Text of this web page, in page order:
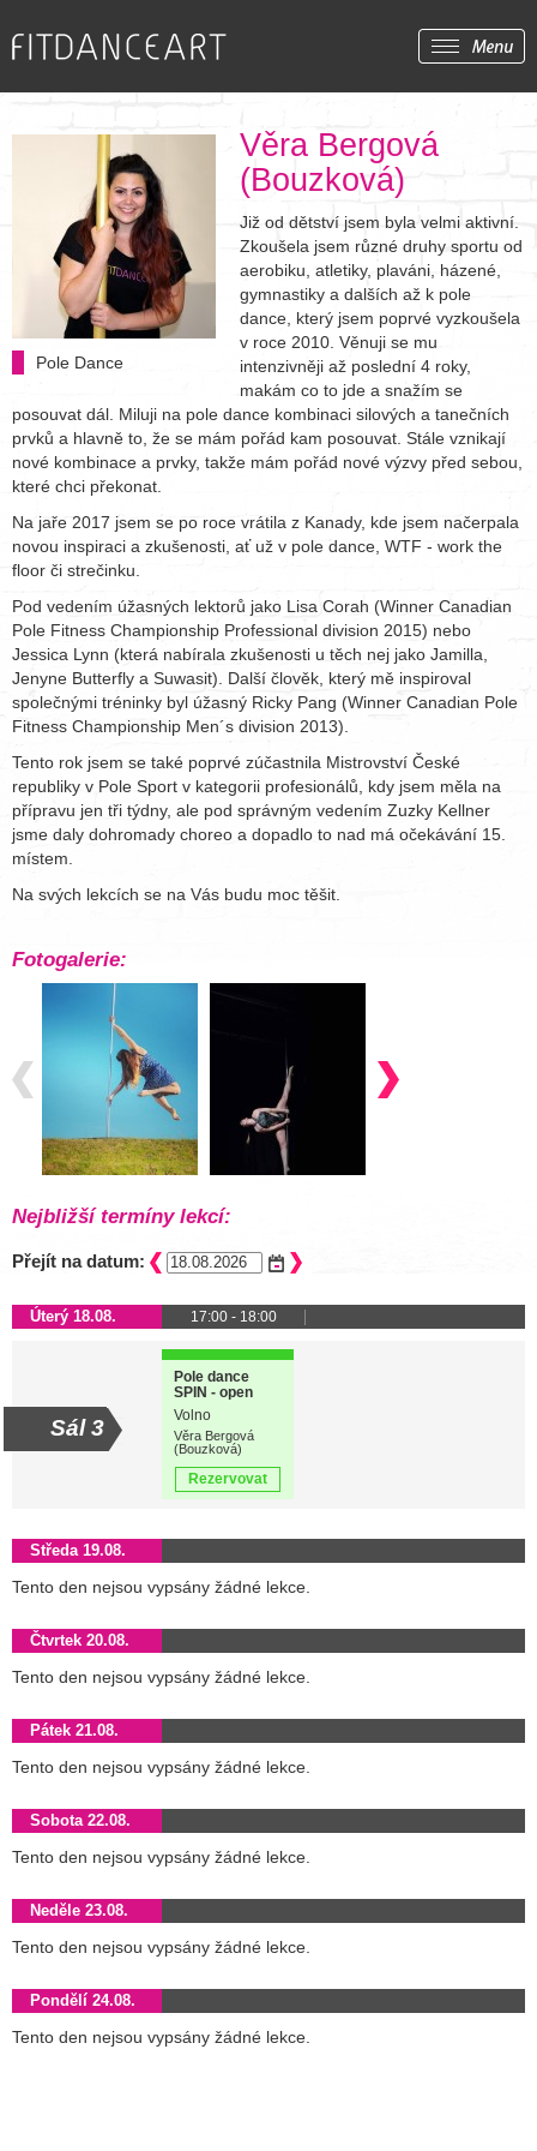
Pole Dance
Věra Bergová
(Bouzková)
Již od dětství jsem byla velmi aktivní.
Zkoušela jsem různé druhy sportu od
aerobiku, atletiky, plaváni, házené,
gymnastiky a dalších až k pole
dance, který jsem poprvé vyzkoušela
v roce 2010. Věnuji se mu
intenzivněji až poslední 4 roky,
makám co to jde a snažím se
posouvat dál. Miluji na pole dance kombinaci silových a tanečních
prvků a hlavně to, že se mám pořád kam posouvat. Stále vznikají
nové kombinace a prvky, takže mám pořád nové výzvy před sebou,
které chci překonat.
Na jaře 2017 jsem se po roce vrátila z Kanady, kde jsem načerpala
novou inspiraci a zkušenosti, ať už v pole dance, WTF - work the
floor či strečinku.
Pod vedením úžasných lektorů jako Lisa Corah (Winner Canadian
Pole Fitness Championship Professional division 2015) nebo
Jessica Lynn (která nabírala zkušenosti u těch nej jako Jamilla,
Jenyne Butterfly a Suwasit). Další člověk, který mě inspiroval
společnými tréninky byl úžasný Ricky Pang (Winner Canadian Pole
Fitness Championship Men´s division 2013).
Tento rok jsem se také poprvé zúčastnila Mistrovství České
republiky v Pole Sport v kategorii profesionálů, kdy jsem měla na
přípravu jen tři týdny, ale pod správným vedením Zuzky Kellner
jsme daly dohromady choreo a dopadlo to nad má očekávání 15.
místem.
Na svých lekcích se na Vás budu moc těšit.
Fotogalerie:
Nejbližší termíny lekcí:
Přejít na datum:
Úterý 18.08. 17:00 - 18:00
Sál 3
Pole dance
SPIN - open
class
Volno
Věra Bergová
(Bouzková)
Rezervovat
Středa 19.08.
Tento den nejsou vypsány žádné lekce.
Čtvrtek 20.08.
Tento den nejsou vypsány žádné lekce.
Pátek 21.08.
Tento den nejsou vypsány žádné lekce.
Sobota 22.08.
Tento den nejsou vypsány žádné lekce.
Neděle 23.08.
Tento den nejsou vypsány žádné lekce.
Pondělí 24.08.
Tento den nejsou vypsány žádné lekce.